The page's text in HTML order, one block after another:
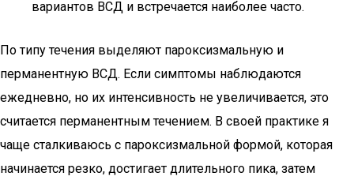
вариантов ВСД и встречается наиболее часто.
По типу течения выделяют пароксизмальную и
перманентную ВСД. Если симптомы наблюдаются
ежедневно, но их интенсивность не увеличивается, это
считается перманентным течением. В своей практике я
чаще сталкиваюсь с пароксизмальной формой, которая
начинается резко, достигает длительного пика, затем